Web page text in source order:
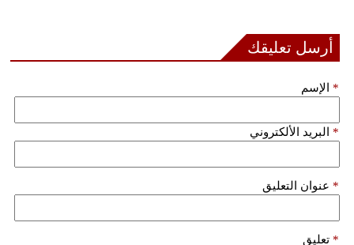
أرسل تعليقك
الإسم *
البريد الألكتروني *
عنوان التعليق *
تعليق *